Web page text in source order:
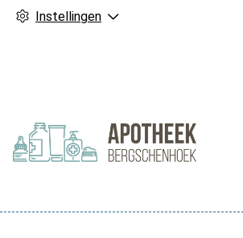
Instellingen